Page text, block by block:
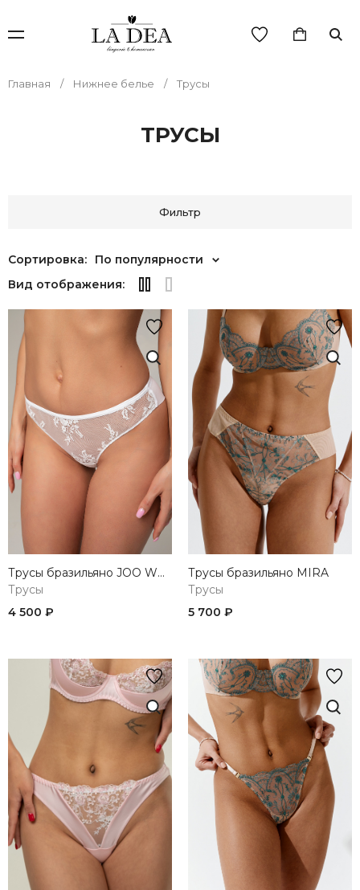
Главная Нижнее белье Трусы
ТРУСЫ
Фильтр
Сортировка:
По популярности
Вид отображения:
Трусы бразильяно JOO WHITE
Трусы
4 500 ₽
Трусы бразильяно MIRA
Трусы
5 700 ₽